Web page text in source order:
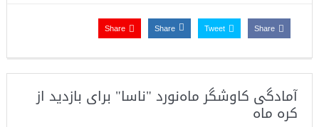
Share
Tweet
Share
Share
آمادگی کاوشگر ماه‌نورد "ناسا" برای بازدید از
کره ماه